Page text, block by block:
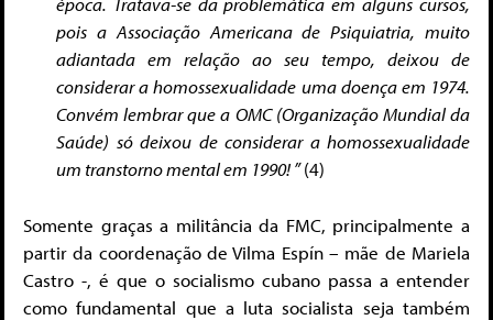
pois a Associação Americana de Psiquiatria, muito
adiantada em relação ao seu tempo, deixou de
considerar a homossexualidade uma doença em 1974.
Convém lembrar que a OMC (Organização Mundial da
Saúde) só deixou de considerar a homossexualidade
um transtorno mental em 1990! ”(4)
Somente graças a militância da FMC, principalmente a
partir da coordenação de Vilma Espín – mãe de Mariela
Castro -, é que o socialismo cubano passa a entender
como fundamental que a luta socialista seja também